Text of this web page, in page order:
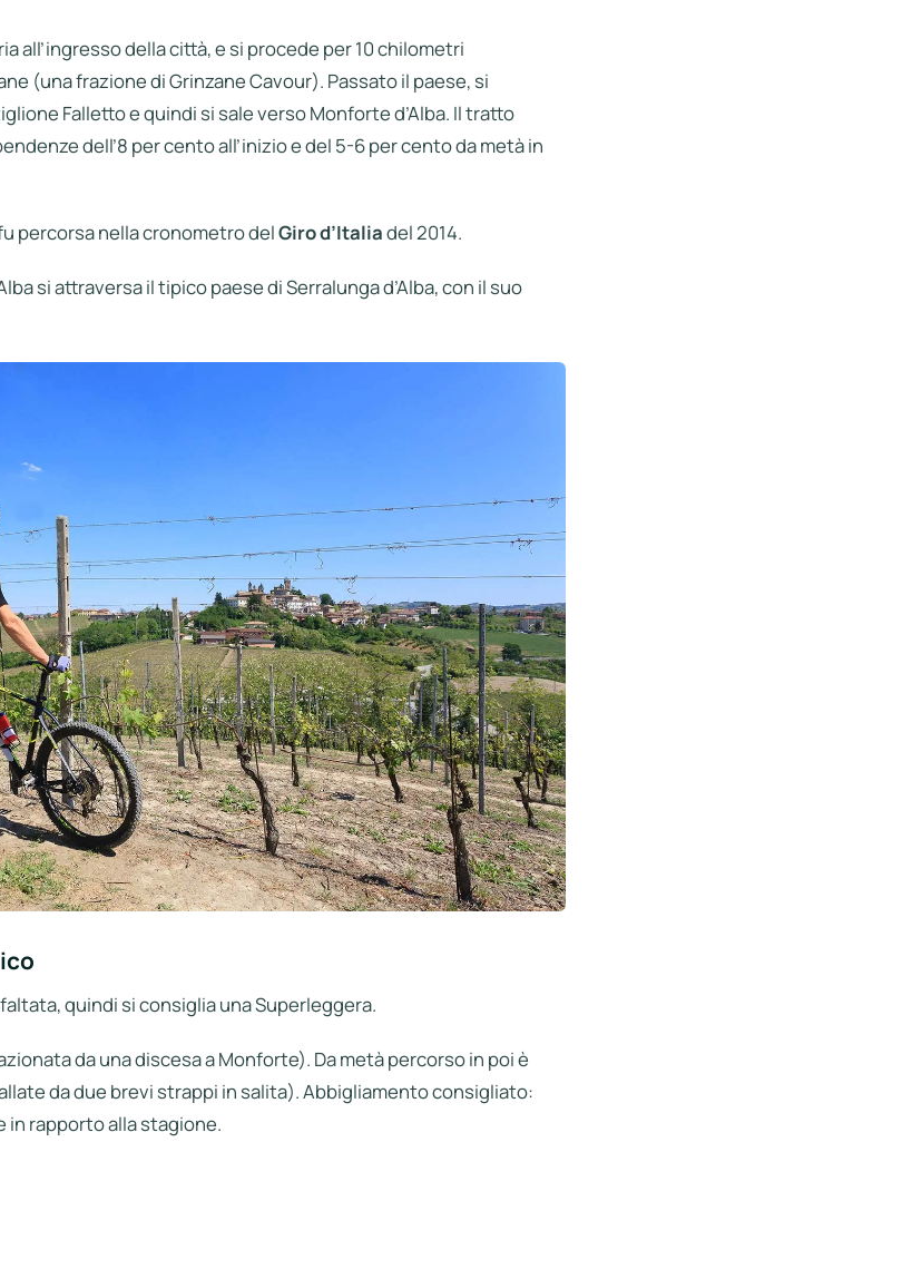
all’ingresso della città, e si procede per 10 chilometri
(una frazione di Grinzane Cavour). Passato il paese, si
Falletto e quindi si sale verso Monforte d’Alba. Il tratto
dell’8 per cento all’inizio e del 5-6 per cento da metà in
percorsa nella cronometro delGiro d’Italiadel 2014.
si attraversa il tipico paese di Serralunga d’Alba, con il suo
quindi si consiglia una Superleggera.
da una discesa a Monforte). Da metà percorso in poi è
da due brevi strappi in salita). Abbigliamento consigliato:
in rapporto alla stagione.